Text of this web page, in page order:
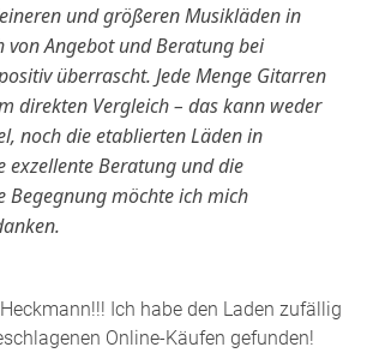
und größeren Musikläden in
von Angebot und Beratung bei
überrascht. Jede Menge Gitarren
direkten Vergleich – das kann weder
noch die etablierten Läden in
exzellente Beratung und die
Begegnung möchte ich mich
Ich habe den Laden zufällig
Online-Käufen gefunden!